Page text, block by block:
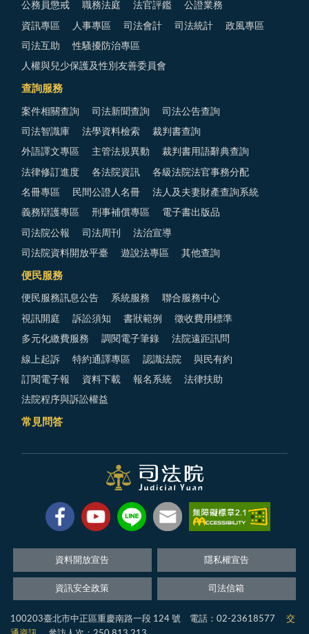
公務員懲戒 職務法庭 法官評鑑 公證業務
資訊專區 人事專區 司法會計 司法統計 政風專區
司法互助 性騷擾防治專區
人權與兒少保護及性別友善委員會
查詢服務
案件相關查詢 司法新聞查詢 司法公告查詢
司法智識庫 法學資料檢索 裁判書查詢
外語譯文專區 主管法規異動 裁判書用語辭典查詢
法律修訂進度 各法院資訊 各級法院法官事務分配
名冊專區 民間公證人名冊 法人及夫妻財產查詢系統
義務辯護專區 刑事補償專區 電子書出版品
司法院公報 司法周刊 法治宣導
司法院資料開放平臺 遊說法專區 其他查詢
便民服務
便民服務訊息公告 系統服務 聯合服務中心
視訊開庭 訴訟須知 書狀範例 徵收費用標準
多元化繳費服務 調閱電子筆錄 法院遠距訊問
線上起訴 特約通譯專區 認識法院 與民有約
訂閱電子報 資料下載 報名系統 法律扶助
法院程序與訴訟權益
常見問答
資料開放宣告 隱私權宣告
資訊安全政策 司法信箱
100203臺北市中正區重慶南路一段 124 號 電話：02-23618577
交